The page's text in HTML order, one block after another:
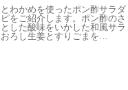
わかめを使ったポン酢サラダ
をご紹介します。ポン酢のさ
した酸味をいかした和風サラ
ろし生姜とすりごまを…